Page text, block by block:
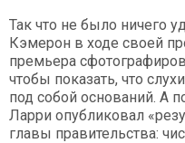
Так что не было ничего
Кэмерон в ходе своей
премьера
чтобы показать, что
под собой оснований. А
Ларри опубликовал
главы правительства: